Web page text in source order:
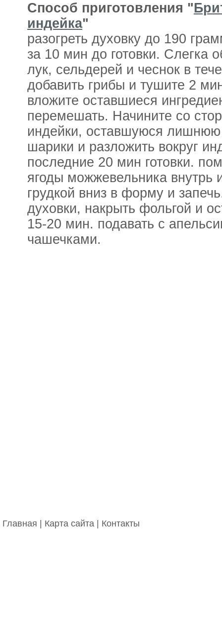
Способ приготовления "
индейка"
разогреть духовку до 190
за 10 мин до готовки. Слегка
лук, сельдерей и чеснок в
добавить грибы и тушите 2
вложите оставшиеся
перемешать. Начините со
индейки, оставшуюся лишнюю
шарики и разложить вокруг
последние 20 мин готовки.
ягоды можжевельника внутрь
грудкой вниз в форму и
духовки, накрыть фольгой и
15-20 мин. подавать с
чашечками.
Главная Карта сайта Контакты